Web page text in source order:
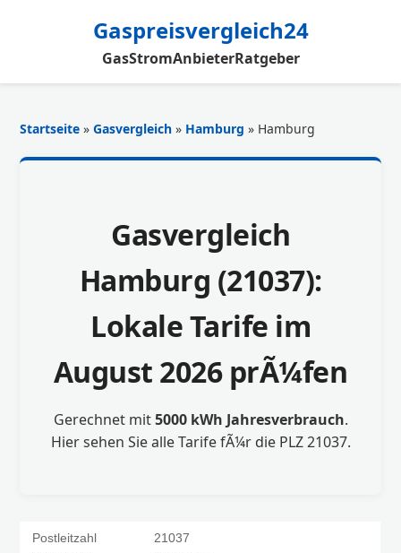
Gaspreisvergleich24
GasStromAnbieterRatgeber
Startseite »Gasvergleich » Hamburg » Hamburg
Gasvergleich
Hamburg (21037):
Lokale Tarife im
August 2026 prÃ¼fen
Gerechnet mit5000 kWh Jahresverbrauch.
Hier sehen Sie alle Tarife fÃ¼r die PLZ 21037.